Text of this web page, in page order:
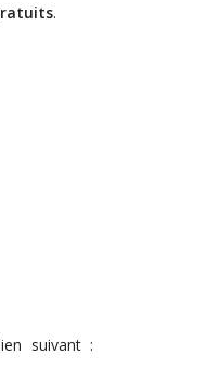
.
suivant :